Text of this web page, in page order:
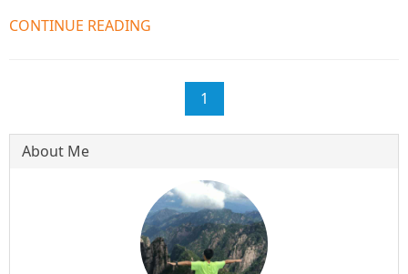
CONTINUE READING
1
About Me